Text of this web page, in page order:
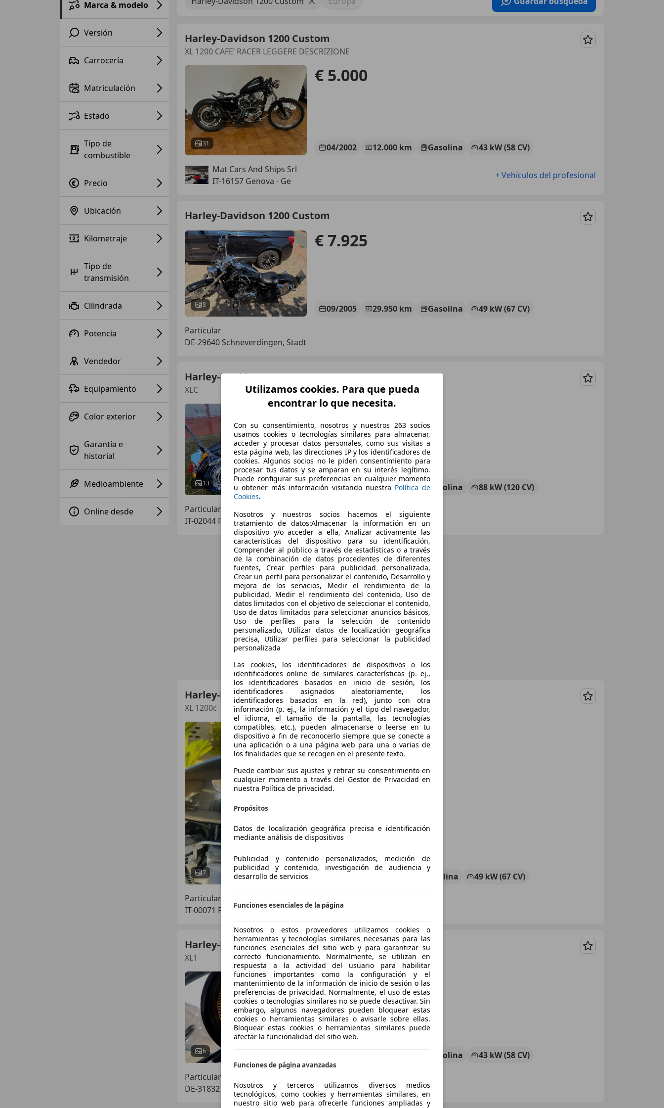
Marca & modelo
Versión
Carrocería
Matriculación
Estado
Tipo de
combustible
Precio
Ubicación
Kilometraje
Tipo de
transmisión
Cilindrada
Potencia
Vendedor
Equipamiento
Color exterior
Garantía e
historial
Medioambiente
Online desde
Harley-Davidson 1200 Custom
XL 1200 CAFE’ RACER LEGGERE DESCRIZIONE
Guardar
31
€ 5.000
04/2002 12.000 km Gasolina
43 kW (58 CV)
Mat Cars And Ships Srl
IT-16157 Genova - Ge
+ Vehículos del profesional
Harley-Davidson 1200 Custom
Guardar
8
€ 7.925
09/2005 29.950 km Gasolina
49 kW (67 CV)
Particular
DE-29640 Schneverdingen, Stadt
Harley-Davidson 1200 Custom
XLC
Guardar
13
€ 5.000
03/2000 40.000 km Gasolina
88 kW (120 CV)
Particular
IT-02044 Forano
Harley-Davidson 1200 Custom
XL 1200c
Guardar
7
€ 5.500
Gasolina
49 kW (67 CV)
Particular
IT-00071 Pomezia
Harley-Davidson 1200 Custom
XL1
Guardar
6
€ 5.600
Gasolina
43 kW (58 CV)
Particular
DE-31832 Springe, Stadt
Utilizamos cookies. Para que pueda
encontrar lo que necesita.
Con su consentimiento, nosotros y nuestros 263 socios
usamos cookies o tecnologías similares para almacenar,
acceder y procesar datos personales, como sus visitas a
esta página web, las direcciones IP y los identificadores de
cookies. Algunos socios no le piden consentimiento para
procesar tus datos y se amparan en su interés legítimo.
Puede configurar sus preferencias en cualquier momento
u obtener más información visitando nuestra Política de
Cookies.
Nosotros y nuestros socios hacemos el siguiente
tratamiento de datos:Almacenar la información en un
dispositivo y/o acceder a ella, Analizar activamente las
características del dispositivo para su identificación,
Comprender al público a través de estadísticas o a través
de la combinación de datos procedentes de diferentes
fuentes, Crear perfiles para publicidad personalizada,
Crear un perfil para personalizar el contenido, Desarrollo y
mejora de los servicios, Medir el rendimiento de la
publicidad, Medir el rendimiento del contenido, Uso de
datos limitados con el objetivo de seleccionar el contenido,
Uso de datos limitados para seleccionar anuncios básicos,
Uso de perfiles para la selección de contenido
personalizado, Utilizar datos de localización geográfica
precisa, Utilizar perfiles para seleccionar la publicidad
personalizada
Las cookies, los identificadores de dispositivos o los
identificadores online de similares características (p. ej.,
los identificadores basados en inicio de sesión, los
identificadores asignados aleatoriamente, los
identificadores basados en la red), junto con otra
información (p. ej., la información y el tipo del navegador,
el idioma, el tamaño de la pantalla, las tecnologías
compatibles, etc.), pueden almacenarse o leerse en tu
dispositivo a fin de reconocerlo siempre que se conecte a
una aplicación o a una página web para una o varias de
los finalidades que se recogen en el presente texto.
Puede cambiar sus ajustes y retirar su consentimiento en
cualquier momento a través del Gestor de Privacidad en
nuestra Política de privacidad.
Propósitos
Datos de localización geográfica precisa e identificación
mediante análisis de dispositivos
Publicidad y contenido personalizados, medición de
publicidad y contenido, investigación de audiencia y
desarrollo de servicios
Funciones esenciales de la página
Nosotros o estos proveedores utilizamos cookies o
herramientas y tecnologías similares necesarias para las
funciones esenciales del sitio web y para garantizar su
correcto funcionamiento. Normalmente, se utilizan en
respuesta a la actividad del usuario para habilitar
funciones importantes como la configuración y el
mantenimiento de la información de inicio de sesión o las
preferencias de privacidad. Normalmente, el uso de estas
cookies o tecnologías similares no se puede desactivar. Sin
embargo, algunos navegadores pueden bloquear estas
cookies o herramientas similares o avisarle sobre ellas.
Bloquear estas cookies o herramientas similares puede
afectar la funcionalidad del sitio web.
Funciones de página avanzadas
Nosotros y terceros utilizamos diversos medios
tecnológicos, como cookies y herramientas similares, en
nuestro sitio web para ofrecerle funciones ampliadas y